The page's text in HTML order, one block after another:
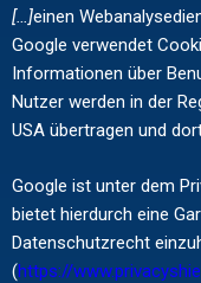
[…]einen
Google verwendet
Informationen über
Nutzer werden in der
USA übertragen und
Google ist unter dem
bietet hierdurch eine
Datenschutzrecht
(https://